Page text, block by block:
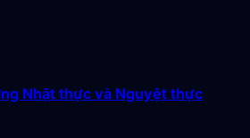
Nhật thực và Nguyệt thực